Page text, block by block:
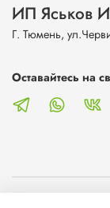
ИП Яськов
Г. Тюмень,
Оставайтесь на